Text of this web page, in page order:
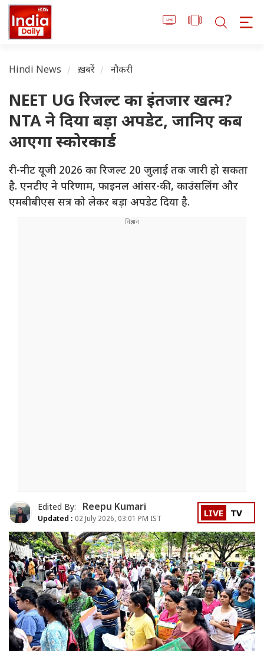
Hindi News ख़बरें नौकरी
NEET UG रिजल्ट का इंतजार खत्म?
NTA ने दिया बड़ा अपडेट, जानिए कब
आएगा स्कोरकार्ड
री-नीट यूजी 2026 का रिजल्ट 20 जुलाई तक जारी हो सकता
है. एनटीए ने परिणाम, फाइनल आंसर-की, काउंसलिंग और
एमबीबीएस सत्र को लेकर बड़ा अपडेट दिया है.
Edited By: Reepu Kumari
Updated : 02 July 2026, 03:01 PM IST LIVE TV